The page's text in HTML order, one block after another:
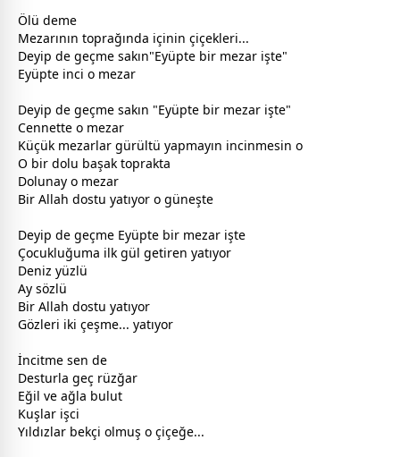
Ölü deme
Mezarının toprağında içinin çiçekleri...
Deyip de geçme sakın"Eyüpte bir mezar işte"
Eyüpte inci o mezar
Deyip de geçme sakın "Eyüpte bir mezar işte"
Cennette o mezar
Küçük mezarlar gürültü yapmayın incinmesin o
O bir dolu başak toprakta
Dolunay o mezar
Bir Allah dostu yatıyor o güneşte
Deyip de geçme Eyüpte bir mezar işte
Çocukluğuma ilk gül getiren yatıyor
Deniz yüzlü
Ay sözlü
Bir Allah dostu yatıyor
Gözleri iki çeşme... yatıyor
İncitme sen de
Desturla geç rüzğar
Eğil ve ağla bulut
Kuşlar işci
Yıldızlar bekçi olmuş o çiçeğe...